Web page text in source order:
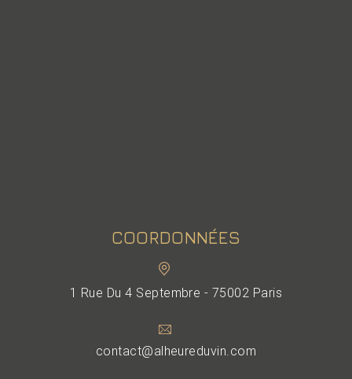
COORDONNÉES
1 Rue Du 4 Septembre - 75002 Paris
contact@alheureduvin.com